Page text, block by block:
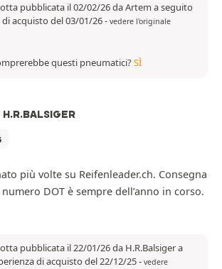
pubblicata il 02/02/26 da Artem a seguito
acquisto del 03/01/26- vedere l'originale
questi pneumatici?SÌ
più volte su Reifenleader.ch. Consegna
DOT è sempre dell’anno in corso.
pubblicata il 22/01/26 da H.R.Balsiger a
di acquisto del 22/12/25- vedere